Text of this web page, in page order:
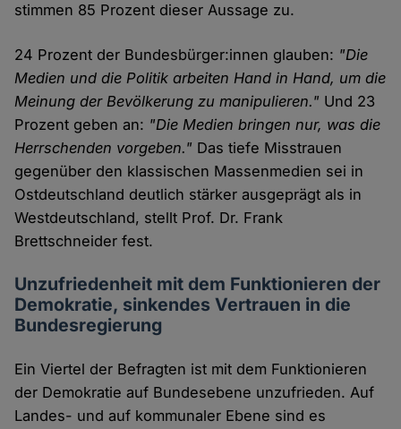
stimmen 85 Prozent dieser Aussage zu.
24 Prozent der Bundesbürger:innen glauben: "Die
Medien und die Politik arbeiten Hand in Hand, um die
Meinung der Bevölkerung zu manipulieren." Und 23
Prozent geben an: "Die Medien bringen nur, was die
Herrschenden vorgeben." Das tiefe Misstrauen
gegenüber den klassischen Massenmedien sei in
Ostdeutschland deutlich stärker ausgeprägt als in
Westdeutschland, stellt Prof. Dr. Frank
Brettschneider fest.
Unzufriedenheit mit dem Funktionieren der
Demokratie, sinkendes Vertrauen in die
Bundesregierung
Ein Viertel der Befragten ist mit dem Funktionieren
der Demokratie auf Bundesebene unzufrieden. Auf
Landes- und auf kommunaler Ebene sind es